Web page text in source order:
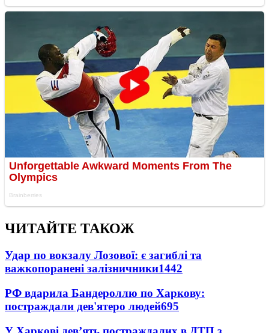
ЧИТАЙТЕ ТАКОЖ
Удар по вокзалу Лозової: є загиблі та
важкопоранені залізничники1442
РФ вдарила Бандероллю по Харкову:
постраждали дев'ятеро людей695